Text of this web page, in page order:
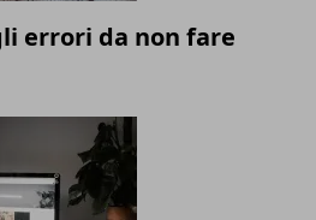
errori da non fare